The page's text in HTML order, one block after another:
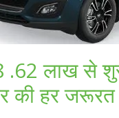
.62 लाख से
की हर जरूरत